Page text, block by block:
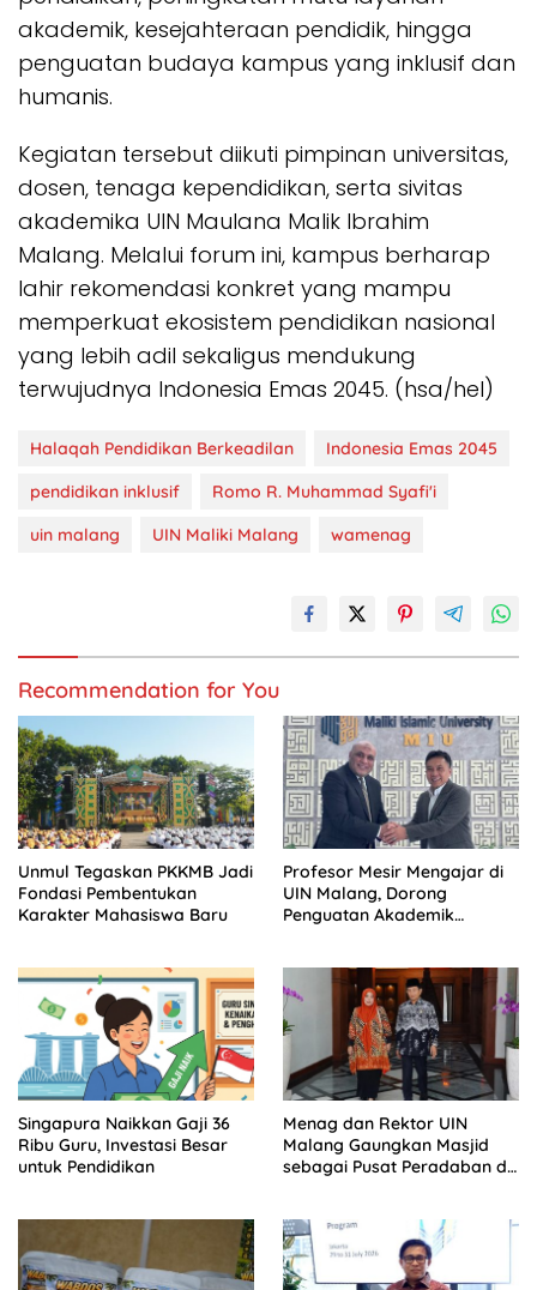
akademik, kesejahteraan pendidik, hingga
penguatan budaya kampus yang inklusif dan
humanis.
Kegiatan tersebut diikuti pimpinan universitas,
dosen, tenaga kependidikan, serta sivitas
akademika UIN Maulana Malik Ibrahim
Malang. Melalui forum ini, kampus berharap
lahir rekomendasi konkret yang mampu
memperkuat ekosistem pendidikan nasional
yang lebih adil sekaligus mendukung
terwujudnya Indonesia Emas 2045. (hsa/hel)
Halaqah Pendidikan Berkeadilan
Indonesia Emas 2045
pendidikan inklusif
Romo R. Muhammad Syafi'i
uin malang
UIN Maliki Malang wamenag
Recommendation for You
Unmul Tegaskan PKKMB Jadi
Fondasi Pembentukan
Karakter Mahasiswa Baru
Profesor Mesir Mengajar di
UIN Malang, Dorong
Penguatan Akademik
Singapura Naikkan Gaji 36
Ribu Guru, Investasi Besar
untuk Pendidikan
Menag dan Rektor UIN
Malang Gaungkan Masjid
sebagai Pusat Peradaban di